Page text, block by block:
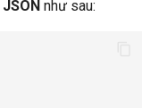
JSON như sau: